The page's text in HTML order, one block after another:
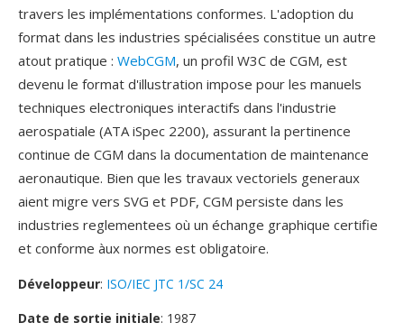
travers les implémentations conformes. L'adoption du
format dans les industries spécialisées constitue un autre
atout pratique : WebCGM, un profil W3C de CGM, est
devenu le format d'illustration impose pour les manuels
techniques electroniques interactifs dans l'industrie
aerospatiale (ATA iSpec 2200), assurant la pertinence
continue de CGM dans la documentation de maintenance
aeronautique. Bien que les travaux vectoriels generaux
aient migre vers SVG et PDF, CGM persiste dans les
industries reglementees où un échange graphique certifie
et conforme àux normes est obligatoire.
Développeur: ISO/IEC JTC 1/SC 24
Date de sortie initiale: 1987